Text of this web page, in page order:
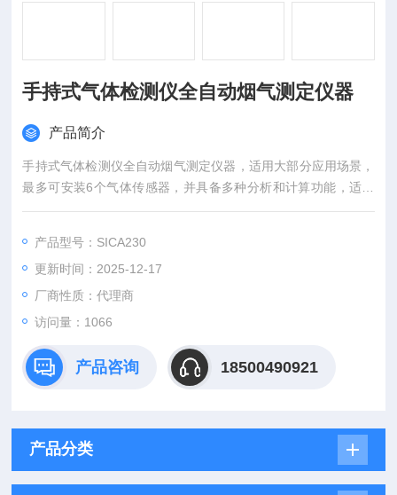
手持式气体检测仪全自动烟气测定仪器
产品简介
手持式气体检测仪全自动烟气测定仪器，适用大部分应用场景，
最多可安装6个气体传感器，并具备多种分析和计算功能，适用
于燃烧器、锅炉调试、内燃机和其他工业燃烧。
产品型号：SICA230
更新时间：2025-12-17
厂商性质：代理商
访问量：1066
产品咨询 18500490921
产品分类